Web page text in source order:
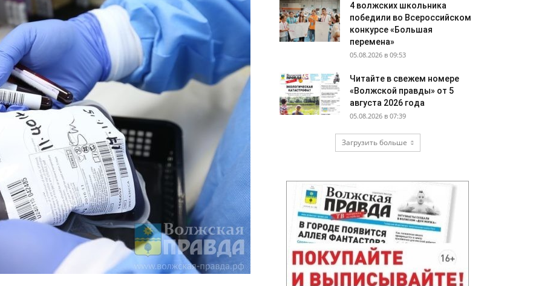
4 волжских школьника
победили во Всероссийском
конкурсе «Большая
перемена»
05.08.2026 в 09:53
Читайте в свежем номере
«Волжской правды» от 5
августа 2026 года
05.08.2026 в 07:39
Загрузить больше